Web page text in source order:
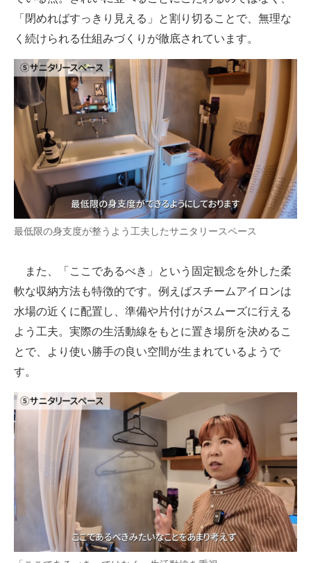
「閉めればすっきり見える」と割り切ることで、無理な
く続けられる仕組みづくりが徹底されています。
最低限の身支度が整うよう工夫したサニタリースペース
また、「ここであるべき」という固定観念を外した柔
軟な収納方法も特徴的です。例えばスチームアイロンは
水場の近くに配置し、準備や片付けがスムーズに行える
よう工夫。実際の生活動線をもとに置き場所を決めるこ
とで、より使い勝手の良い空間が生まれているようで
す。